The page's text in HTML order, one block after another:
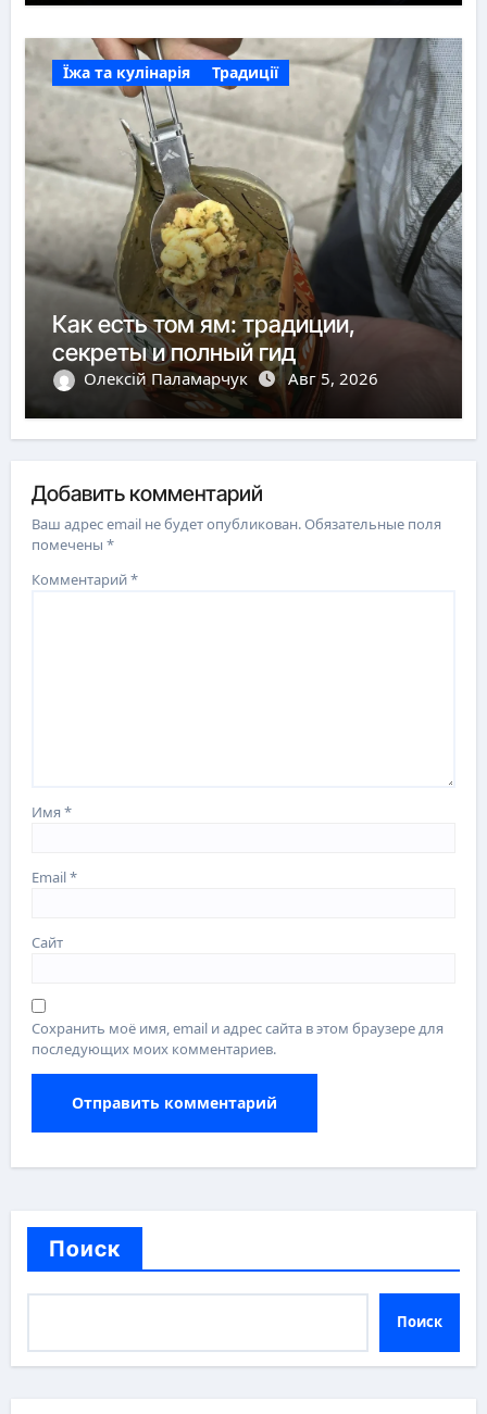
Їжа та кулінарія Традиції
Как есть том ям: традиции,
секреты и полный гид
Олексій Паламарчук Авг 5, 2026
Добавить комментарий
Ваш адрес email не будет опубликован.Обязательные поля
помечены*
Комментарий*
Имя*
Email*
Сайт
Сохранить моё имя, email и адрес сайта в этом браузере для
последующих моих комментариев.
Поиск
Поиск